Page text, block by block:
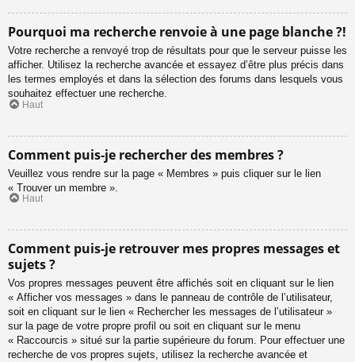
Pourquoi ma recherche renvoie à une page blanche ?!
Votre recherche a renvoyé trop de résultats pour que le serveur puisse les
afficher. Utilisez la recherche avancée et essayez d’être plus précis dans
les termes employés et dans la sélection des forums dans lesquels vous
souhaitez effectuer une recherche.
Haut
Comment puis-je rechercher des membres ?
Veuillez vous rendre sur la page « Membres » puis cliquer sur le lien
« Trouver un membre ».
Haut
Comment puis-je retrouver mes propres messages et
sujets ?
Vos propres messages peuvent être affichés soit en cliquant sur le lien
« Afficher vos messages » dans le panneau de contrôle de l’utilisateur,
soit en cliquant sur le lien « Rechercher les messages de l’utilisateur »
sur la page de votre propre profil ou soit en cliquant sur le menu
« Raccourcis » situé sur la partie supérieure du forum. Pour effectuer une
recherche de vos propres sujets, utilisez la recherche avancée et